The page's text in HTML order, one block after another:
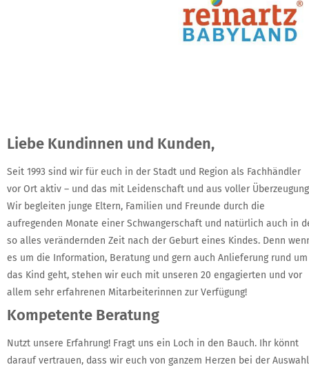
Liebe Kundinnen und Kunden,
Seit 1993 sind wir für euch in der Stadt und Region als Fachhändler
vor Ort aktiv – und das mit Leidenschaft und aus voller
Wir begleiten junge Eltern, Familien und Freunde durch die
aufregenden Monate einer Schwangerschaft und natürlich auch in
so alles verändernden Zeit nach der Geburt eines Kindes. Denn
es um die Information, Beratung und gern auch Anlieferung rund um
das Kind geht, stehen wir euch mit unseren 20 engagierten und vor
allem sehr erfahrenen Mitarbeiterinnen zur Verfügung!
Kompetente Beratung
Nutzt unsere Erfahrung! Fragt uns ein Loch in den Bauch. Ihr könnt
darauf vertrauen, dass wir euch von ganzem Herzen bei der Auswahl